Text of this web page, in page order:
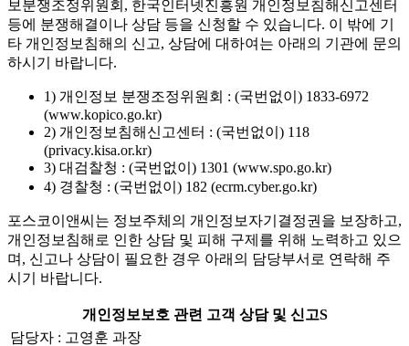
보분쟁조정위원회, 한국인터넷진흥원 개인정보침해신고센터
등에 분쟁해결이나 상담 등을 신청할 수 있습니다. 이 밖에 기
타 개인정보침해의 신고, 상담에 대하여는 아래의 기관에 문의
하시기 바랍니다.
1) 개인정보 분쟁조정위원회 : (국번없이) 1833-6972
(www.kopico.go.kr)
2) 개인정보침해신고센터 : (국번없이) 118
(privacy.kisa.or.kr)
3) 대검찰청 : (국번없이) 1301 (www.spo.go.kr)
4) 경찰청 : (국번없이) 182 (ecrm.cyber.go.kr)
포스코이앤씨는 정보주체의 개인정보자기결정권을 보장하고,
개인정보침해로 인한 상담 및 피해 구제를 위해 노력하고 있으
며, 신고나 상담이 필요한 경우 아래의 담당부서로 연락해 주
시기 바랍니다.
개인정보보호 관련 고객 상담 및 신고S
담당자 : 고영훈 과장